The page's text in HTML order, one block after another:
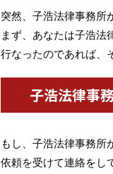
突然、子浩法律事務所
まず、あなたは子浩法
行なったのであれば、
子浩法律事
もし、子浩法律事務所
依頼を受けて連絡をし